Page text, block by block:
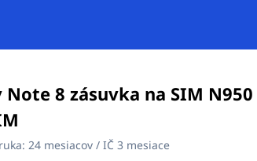
Note 8 zásuvka na SIM N950
24 mesiacov / IČ 3 mesiace